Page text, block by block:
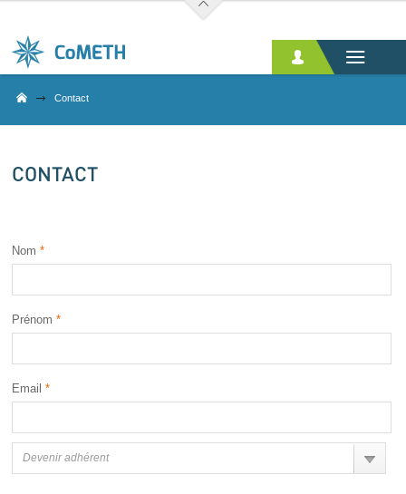
Contact
CONTACT
Nom*
Prénom*
Email*
Sujet
Devenir adhérent